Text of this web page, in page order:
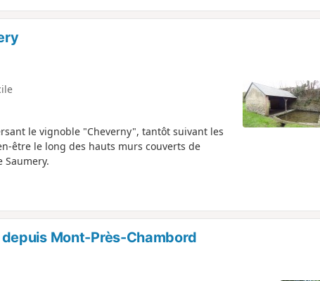
le vignoble "Cheverny", tantôt suivant les
être le long des hauts murs couverts de
Mont-Près-Chambord